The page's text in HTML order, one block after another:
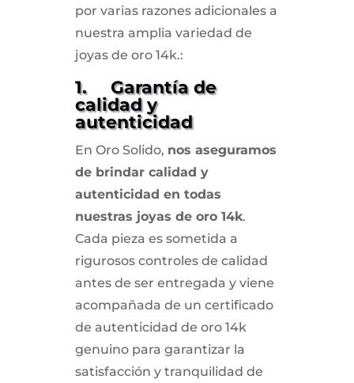
por varias razones adicionales a
nuestra amplia variedad de
joyas de oro 14k.:
1. Garantía de
calidad y
autenticidad
En Oro Solido, nos aseguramos
de brindar calidad y
autenticidad en todas
nuestras joyas de oro 14k.
Cada pieza es sometida a
rigurosos controles de calidad
antes de ser entregada y viene
acompañada de un certificado
de autenticidad de oro 14k
genuino para garantizar la
satisfacción y tranquilidad de